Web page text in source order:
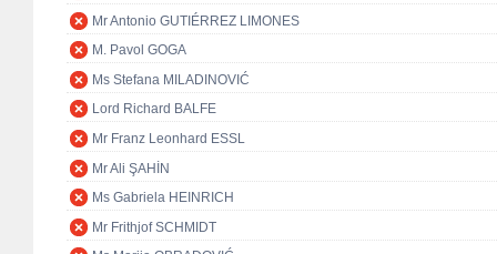
Mr Antonio GUTIÉRREZ LIMONES
M. Pavol GOGA
Ms Stefana MILADINOVIĆ
Lord Richard BALFE
Mr Franz Leonhard ESSL
Mr Ali ŞAHİN
Ms Gabriela HEINRICH
Mr Frithjof SCHMIDT